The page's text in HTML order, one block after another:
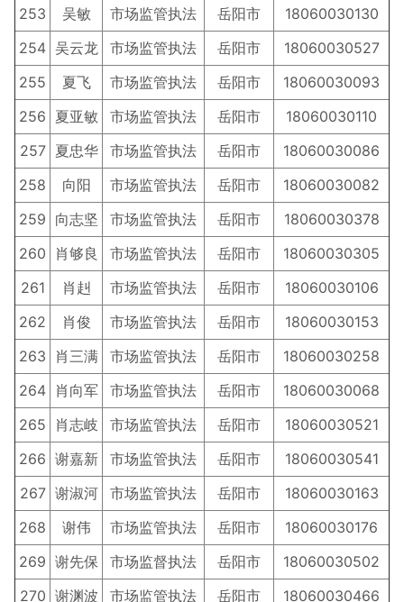
253
吴敏 市场监管执法 岳阳市
18060030130
254 吴云龙 市场监管执法 岳阳市
18060030527
255
夏飞 市场监管执法 岳阳市
18060030093
256 夏亚敏 市场监管执法 岳阳市
18060030110
257 夏忠华 市场监管执法 岳阳市
18060030086
258
向阳 市场监管执法 岳阳市
18060030082
259 向志坚 市场监管执法 岳阳市
18060030378
260
肖够良 市场监管执法 岳阳市
18060030305
261
肖赳 市场监管执法 岳阳市
18060030106
262
肖俊 市场监管执法 岳阳市
18060030153
263
肖三满 市场监管执法 岳阳市
18060030258
264 肖向军 市场监管执法 岳阳市
18060030068
265
肖志岐 市场监管执法 岳阳市
18060030521
266 谢嘉新 市场监管执法 岳阳市
18060030541
267 谢淑河 市场监管执法 岳阳市
18060030163
268
谢伟 市场监管执法 岳阳市
18060030176
269 谢先保 市场监督执法 岳阳市
18060030502
270 谢渊波 市场监管执法 岳阳市 18060030466